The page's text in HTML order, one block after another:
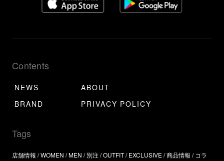
Contents
NEWS
ABOUT
BRAND
PRIVACY POLICY
Tags
店舗情報 WOMEN MEN 別注 OUTFIT EXCLUSIVE 商品情報 コラ